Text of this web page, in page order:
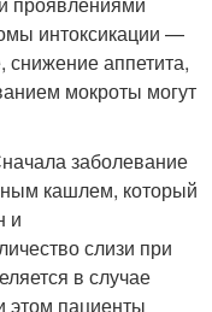
интоксикации —
снижение аппетита,
мокроты могут
заболевание
кашлем, который
и
слизи при
в случае
этом пациенты